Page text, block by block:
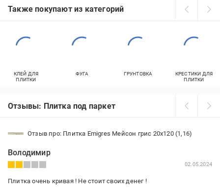
Также покупают из категорий
КЛЕЙ ДЛЯ
ПЛИТКИ
ФУГА ГРУНТОВКА
КРЕСТИКИ ДЛЯ
ПЛИТКИ
Отзывы: Плитка под паркет
Отзыв про: Плитка Emigres Мейсон грис 20х120 (1,16)
Володимир
02.05.2024
Плитка очень кривая ! Не стоит своих денег !